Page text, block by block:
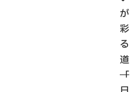
が
彩
る
道
──「